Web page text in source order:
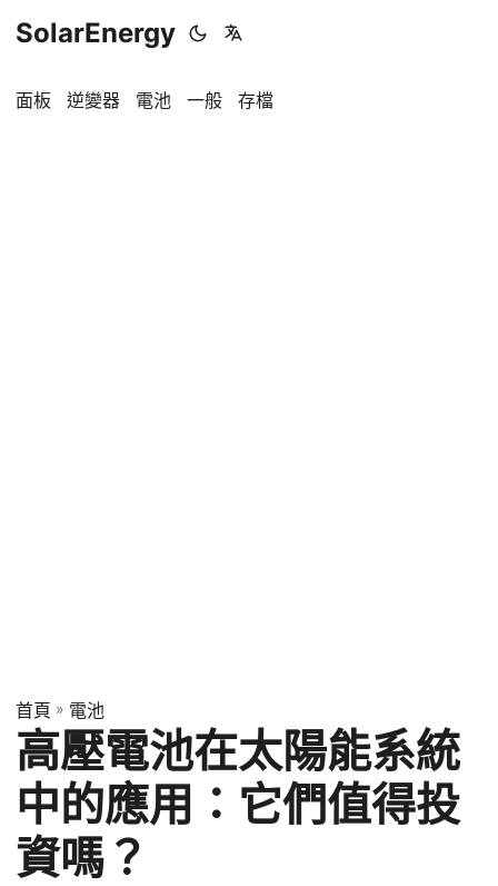
SolarEnergy
面板 逆變器 電池 一般 存檔
首頁 » 電池
高壓電池在太陽能系統
中的應用：它們值得投
資嗎？